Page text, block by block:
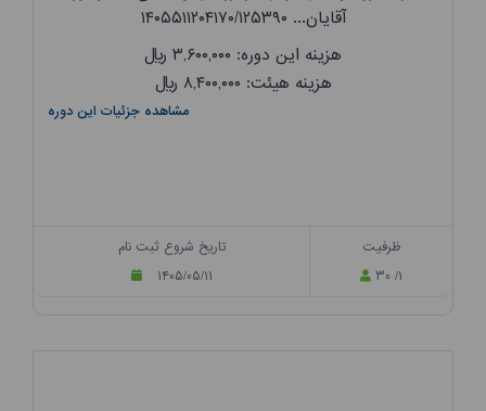
آقایان... ۱۴۰۵۵۱۱۲۰۴۱۷۰/۱۲۵۳۹۰
هزینه این دوره: ۳,۶۰۰,۰۰۰
ریال
هزینه هیئت: ۸,۴۰۰,۰۰۰
ریال
مشاهده جزئیات این دوره
تاریخ شروع ثبت نام
۱۴۰۵/۰۵/۱۱
ظرفیت
۳۰ /۱